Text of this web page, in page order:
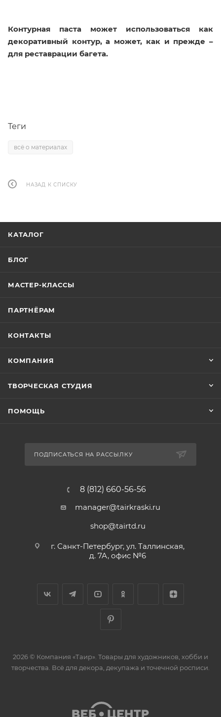
Контурная паста может использоваться как
декоративный контур, а может, как и прежде –
для реставрации багета.
Теги
всё о материалах
НАЗАД К СПИСКУ
КАТАЛОГ
БЛОГ
МАСТЕР-КЛАССЫ
ПАРТНЁРАМ
КОНТАКТЫ
КОМПАНИЯ
ТВОРЧЕСКАЯ СТУДИЯ
ПОМОЩЬ
ПОДПИСАТЬСЯ НА РАССЫЛКУ
8 (812) 660-56-56
manager@tairkraski.ru
shop@tairtd.ru
г. Санкт-Петербург, ул. Таллинская,
д. 7А, офис №6
2026 © Компания «Таир». Товары для художников, хобби и
творчества. Всё для декора, декупажа и точечной росписи.